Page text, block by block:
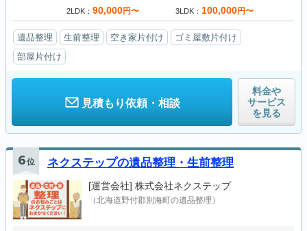
2LDK 90,000円〜 3LDK 100,000円〜
遺品整理 生前整理 空き家片付け
ゴミ屋敷片付け
部屋片付け
見積もり依頼・相談
料金や
サービス
を見る
6位 ネクステップの遺品整理・生前整理
[運営会社] 株式会社ネクステップ
（北海道野付郡別海町の遺品整理）